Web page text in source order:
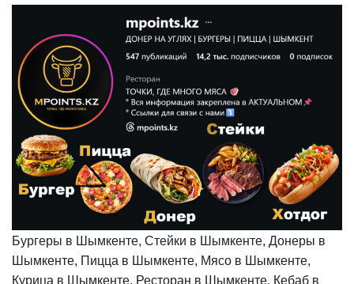
Бургеры в Шымкенте, Стейки в Шымкенте, Донеры в
Шымкенте, Пицца в Шымкенте, Мясо в Шымкенте,
Курица в Шымкенте, Ресторан в Шымкенте, Кебаб в